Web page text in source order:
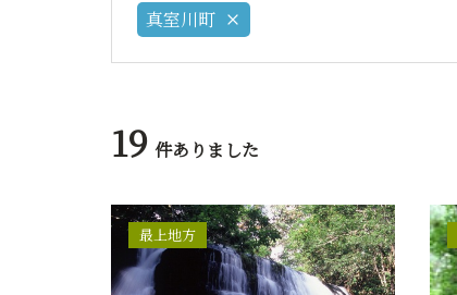
真室川町
19 件ありました
最上地方